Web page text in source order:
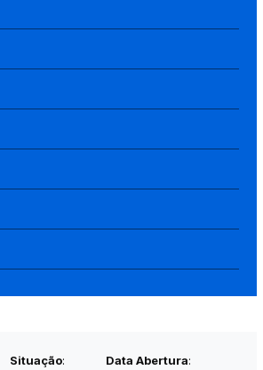
Situação:
Data Abertura: